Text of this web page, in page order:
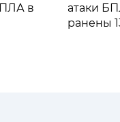
в
атаки
ранены